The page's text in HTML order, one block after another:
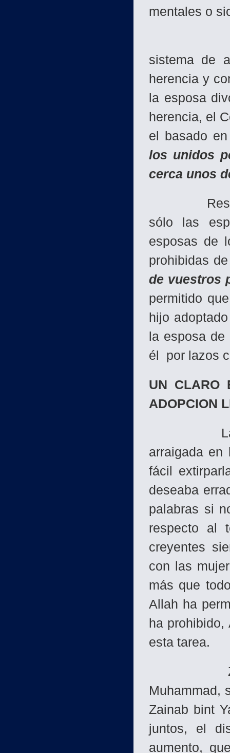
mentales o
sistema de
herencia y
la esposa
herencia, el
el basado
los unidos
cerca unos
Respecto
sólo las
esposas de
prohibidas
de vuestros
permitido
hijo
la esposa
él por lazos
UN CLARO
ADOPCION
La
arraigada en
fácil
deseaba
palabras si
respecto al
creyentes
con las
más que
Allah ha
ha
esta tarea.
Zaid bin
Muhammad,
Zainab bint
juntos, el
aumento,